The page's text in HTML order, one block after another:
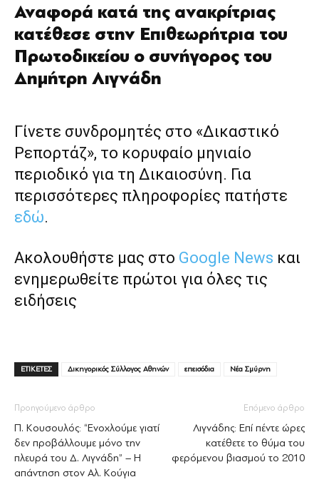
Αναφορά κατά της ανακρίτριας
κατέθεσε στην Επιθεωρήτρια του
Πρωτοδικείου ο συνήγορος του
Δημήτρη Λιγνάδη
Γίνετε συνδρομητές στο «Δικαστικό
Ρεπορτάζ», το κορυφαίο μηνιαίο
περιοδικό για τη Δικαιοσύνη. Για
περισσότερες πληροφορίες πατήστε
εδώ.
Ακολουθήστε μας στο Google News και
ενημερωθείτε πρώτοι για όλες τις
ειδήσεις
ΕΤΙΚΕΤΕΣ Δικηγορικός Σύλλογος Αθηνών επεισόδια Νέα Σμύρνη
Προηγούμενο άρθρο
Π. Κουσουλός: “Ενοχλούμε γιατί
δεν προβάλλουμε μόνο την
πλευρά του Δ. Λιγνάδη” – Η
απάντηση στον Αλ. Κούγια
Επόμενο άρθρο
Λιγνάδης: Επί πέντε ώρες
κατέθετε το θύμα του
φερόμενου βιασμού το 2010